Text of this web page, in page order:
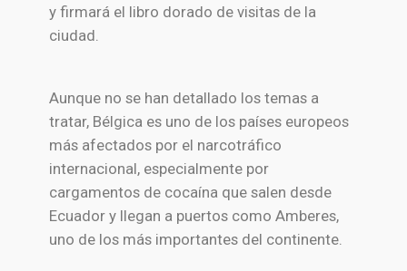
y firmará el libro dorado de visitas de la
ciudad.
Aunque no se han detallado los temas a
tratar, Bélgica es uno de los países europeos
más afectados por el narcotráfico
internacional, especialmente por
cargamentos de cocaína que salen desde
Ecuador y llegan a puertos como Amberes,
uno de los más importantes del continente.